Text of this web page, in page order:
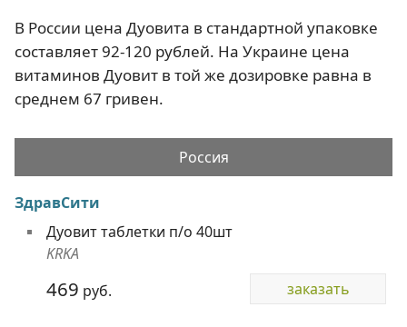
В России цена Дуовита в стандартной упаковке
составляет 92-120 рублей. На Украине цена
витаминов Дуовит в той же дозировке равна в
среднем 67 гривен.
Россия
ЗдравСити
Дуовит таблетки п/о 40шт
KRKA
469 руб. заказать